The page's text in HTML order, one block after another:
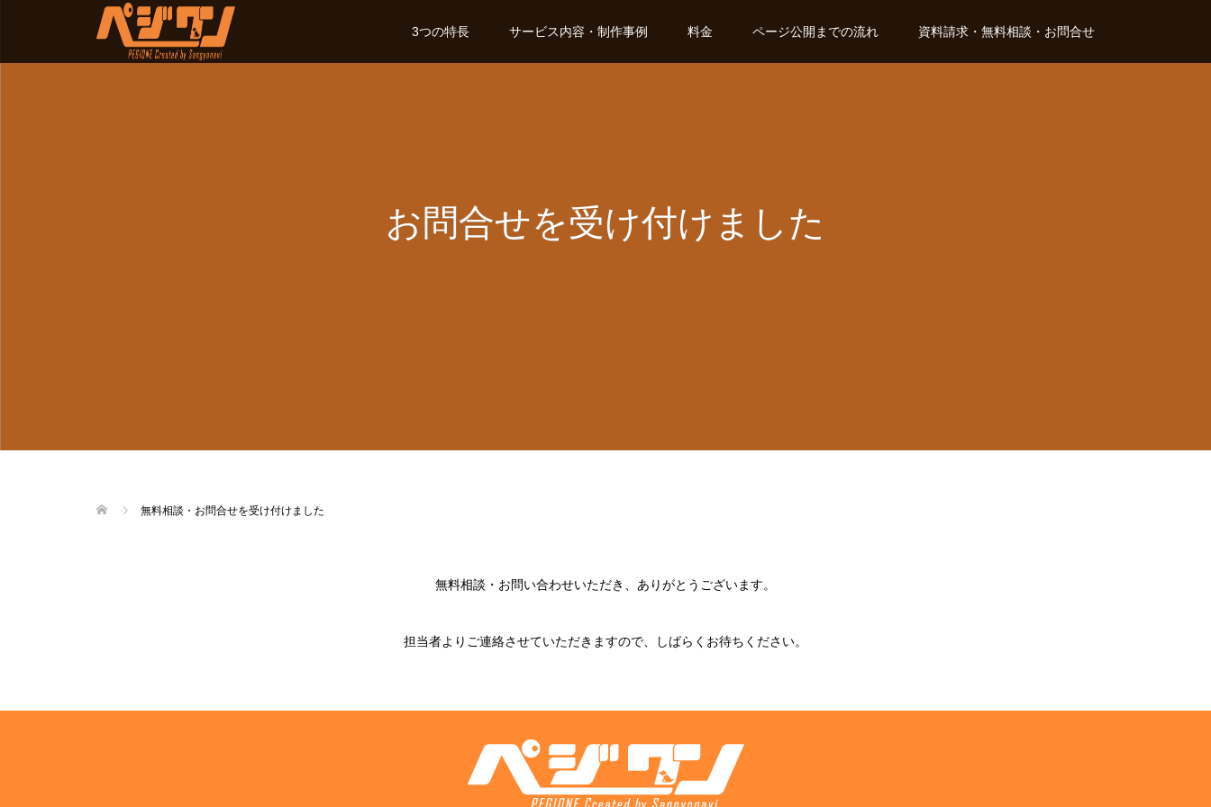
3つの特長 サービス内容・制作事例 料金 ページ公開までの流れ 資料請求・無料相談・お問合せ
お問合せを受け付けました
無料相談・お問合せを受け付けました
無料相談・お問い合わせいただき、ありがとうございます。
担当者よりご連絡させていただきますので、しばらくお待ちください。